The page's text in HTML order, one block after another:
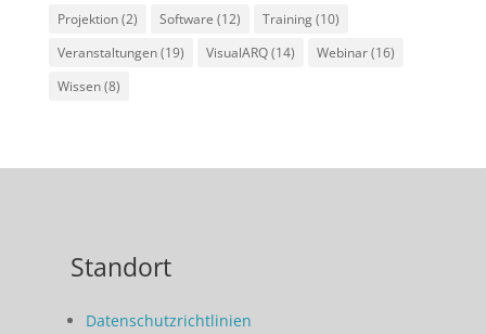
Projektion(2) Software (12) Training(10)
Veranstaltungen(19) VisualARQ(14) Webinar(16)
Wissen(8)
Standort
Datenschutzrichtlinien